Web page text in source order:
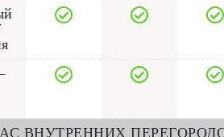
ВНУТРЕННИХ